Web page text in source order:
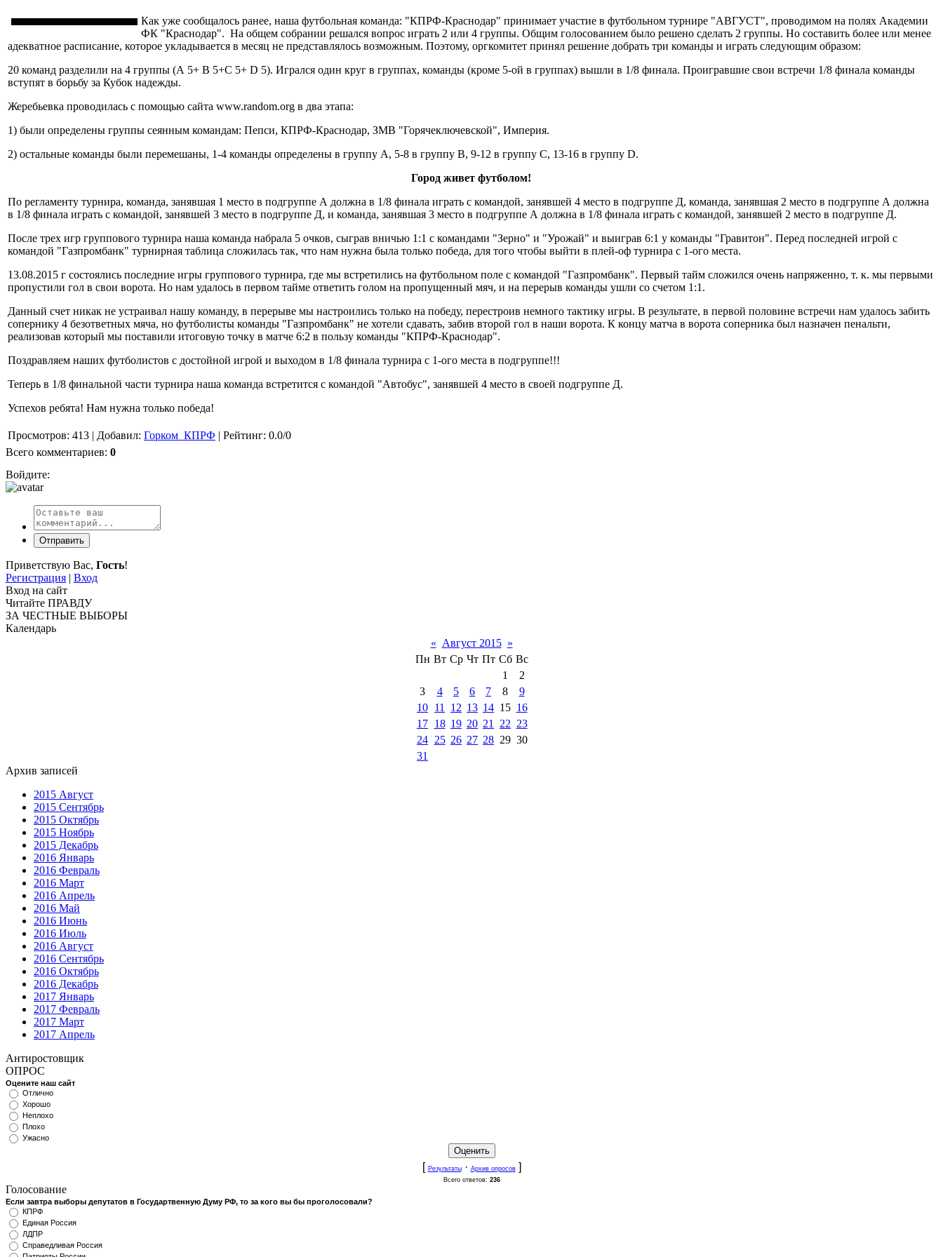
Как уже сообщалось ранее, наша футбольная команда: "КПРФ-Краснодар" принимает участие в футбольном турнире "АВГУСТ", проводимом на полях Академии
ФК "Краснодар". На общем собрании решался вопрос играть 2 или 4 группы. Общим голосованием было решено сделать 2 группы. Но составить более или менее
адекватное расписание, которое укладывается в месяц не представлялось возможным. Поэтому, оргкомитет принял решение добрать три команды и играть следующим образом:
20 команд разделили на 4 группы (А 5+ В 5+С 5+ D 5). Игрался один круг в группах, команды (кроме 5-ой в группах) вышли в 1/8 финала. Проигравшие свои встречи 1/8 финала команды
вступят в борьбу за Кубок надежды.
Жеребьевка проводилась с помощью сайта www.random.org в два этапа:
1) были определены группы сеянным командам: Пепси, КПРФ-Краснодар, ЗМВ "Горячеключевской", Империя.
2) остальные команды были перемешаны, 1-4 команды определены в группу А, 5-8 в группу В, 9-12 в группу С, 13-16 в группу D.
Город живет футболом!
По регламенту турнира, команда, занявшая 1 место в подгруппе А должна в 1/8 финала играть с командой, занявшей 4 место в подгруппе Д, команда, занявшая 2 место в подгруппе А должна
в 1/8 финала играть с командой, занявшей 3 место в подгруппе Д, и команда, занявшая 3 место в подгруппе А должна в 1/8 финала играть с командой, занявшей 2 место в подгруппе Д.
После трех игр группового турнира наша команда набрала 5 очков, сыграв вничью 1:1 с командами "Зерно" и "Урожай" и выиграв 6:1 у команды "Гравитон". Перед последней игрой с
командой "Газпромбанк" турнирная таблица сложилась так, что нам нужна была только победа, для того чтобы выйти в плей-оф турнира с 1-ого места.
13.08.2015 г состоялись последние игры группового турнира, где мы встретились на футбольном поле с командой "Газпромбанк". Первый тайм сложился очень напряженно, т. к. мы первыми
пропустили гол в свои ворота. Но нам удалось в первом тайме ответить голом на пропущенный мяч, и на перерыв команды ушли со счетом 1:1.
Данный счет никак не устраивал нашу команду, в перерыве мы настроились только на победу, перестроив немного тактику игры. В результате, в первой половине встречи нам удалось забить
сопернику 4 безответных мяча, но футболисты команды "Газпромбанк" не хотели сдавать, забив второй гол в наши ворота. К концу матча в ворота соперника был назначен пенальти,
реализовав который мы поставили итоговую точку в матче 6:2 в пользу команды "КПРФ-Краснодар".
Поздравляем наших футболистов с достойной игрой и выходом в 1/8 финала турнира с 1-ого места в подгруппе!!!
Теперь в 1/8 финальной части турнира наша команда встретится с командой "Автобус", занявшей 4 место в своей подгруппе Д.
Успехов ребята! Нам нужна только победа!
Просмотров: 413 | Добавил: Горком_КПРФ | Рейтинг: 0.0/0
Всего комментариев: 0
Войдите:
Отправить
Приветствую Вас, Гость!
Регистрация | Вход
Вход на сайт
Читайте ПРАВДУ
ЗА ЧЕСТНЫЕ ВЫБОРЫ
Календарь
« Август 2015 »
Пн Вт Ср Чт Пт Сб Вс
1
2
3
4 5 6 7 8
9
10 11 12 13 14 15 16
17 18 19 20 21 22 23
24 25 26 27 28 29 30
31
Архив записей
2015 Август
2015 Сентябрь
2015 Октябрь
2015 Ноябрь
2015 Декабрь
2016 Январь
2016 Февраль
2016 Март
2016 Апрель
2016 Май
2016 Июнь
2016 Июль
2016 Август
2016 Сентябрь
2016 Октябрь
2016 Декабрь
2017 Январь
2017 Февраль
2017 Март
2017 Апрель
Антиростовщик
ОПРОС
Оцените наш сайт
Отлично
Хорошо
Неплохо
Плохо
Ужасно
[ Результаты· Архив опросов]
Всего ответов: 236
Голосование
Если завтра выборы депутатов в Государтвенную Думу РФ, то за кого вы бы проголосовали?
КПРФ
Единая Россия
ЛДПР
Справедливая Россия